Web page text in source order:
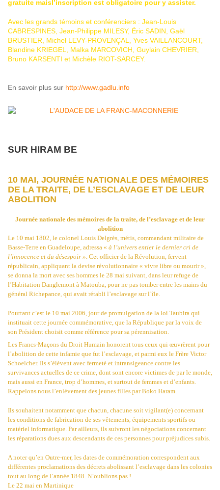
gratuite maisl’inscription est obligatoire pour y assister.
Avec les grands témoins et conférenciers : Jean-Louis
CABRESPINES, Jean-Philippe MILESY, Éric SADIN, Gaël
BRUSTIER, Michel LEVY-PROVENÇAL, Yves VAILLANCOURT,
Blandine KRIEGEL, Malka MARCOVICH, Guylain CHEVRIER,
Bruno KARSENTI et Michèle RIOT-SARCEY.
En savoir plus sur http://www.gadlu.info
SUR HIRAM BE
10 MAI, JOURNÉE NATIONALE DES MÉMOIRES
DE LA TRAITE, DE L’ESCLAVAGE ET DE LEUR
ABOLITION
Journée nationale des mémoires de la traite, de l’esclavage et de leur
abolition
Le 10 mai 1802, le colonel Louis Delgrès, métis, commandant militaire de
Basse-Terre en Guadeloupe, adressa « à l’univers entier le dernier cri de
l’innocence et du désespoir » . Cet officier de la Révolution, fervent
républicain, appliquant la devise révolutionnaire « vivre libre ou mourir »,
se donna la mort avec ses hommes le 28 mai suivant, dans leur refuge de
l’Habitation Danglemont à Matouba, pour ne pas tomber entre les mains du
général Richepance, qui avait rétabli l’esclavage sur l’île.
Pourtant c’est le 10 mai 2006, jour de promulgation de la loi Taubira qui
instituait cette journée commémorative, que la République par la voix de
son Président choisit comme référence pour sa pérennisation.
Les Francs-Maçons du Droit Humain honorent tous ceux qui œuvrèrent pour
l’abolition de cette infamie que fut l’esclavage, et parmi eux le Frère Victor
Schoelcher. Ils s’élèvent avec fermeté et intransigeance contre les
survivances actuelles de ce crime, dont sont encore victimes de par le monde,
mais aussi en France, trop d’hommes, et surtout de femmes et d’enfants.
Rappelons nous l’enlèvement des jeunes filles par Boko Haram.
Ils souhaitent notamment que chacun, chacune soit vigilant(e) concernant
les conditions de fabrication de ses vêtements, équipements sportifs ou
matériel informatique. Par ailleurs, ils suivront les négociations concernant
les réparations dues aux descendants de ces personnes pour préjudices subis.
A noter qu’en Outre-mer, les dates de commémoration correspondent aux
différentes proclamations des décrets abolissant l’esclavage dans les colonies
tout au long de l’année 1848. N’oublions pas !
Le 22 mai en Martinique